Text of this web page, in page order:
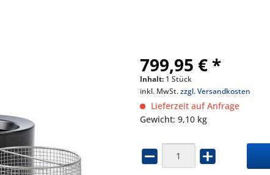
799,95 € *
Inhalt: 1 Stück
inkl. MwSt.zzgl. Versandkosten
Lieferzeit auf Anfrage
Gewicht: 9,10 kg